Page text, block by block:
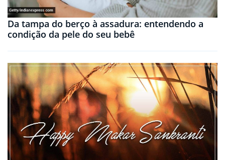
Da tampa do berço à assadura: entendendo a
condição da pele do seu bebê